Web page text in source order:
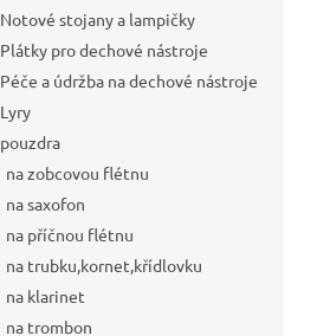
Notové stojany a lampičky
Plátky pro dechové nástroje
Péče a údržba na dechové nástroje
Lyry
pouzdra
na zobcovou flétnu
na saxofon
na příčnou flétnu
na trubku,kornet,křídlovku
na klarinet
na trombon